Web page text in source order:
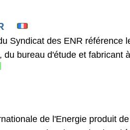
Syndicat des ENR référence
du bureau d'étude et fabricant
de l'Energie produit